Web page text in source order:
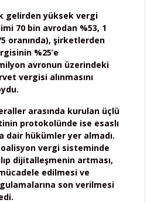
gelirden yüksek vergi
70 bin avrodan %53, 1
oranında), şirketlerden
%25’e
avronun üzerindeki
vergisi alınmasını
arasında kurulan üçlü
protokolünde ise esaslı
dair hükümler yer almadı.
vergi sisteminde
dijitalleşmenin artması,
edilmesi ve
son verilmesi